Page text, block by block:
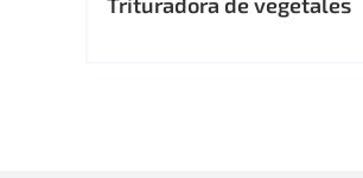
Trituradora de vegetales